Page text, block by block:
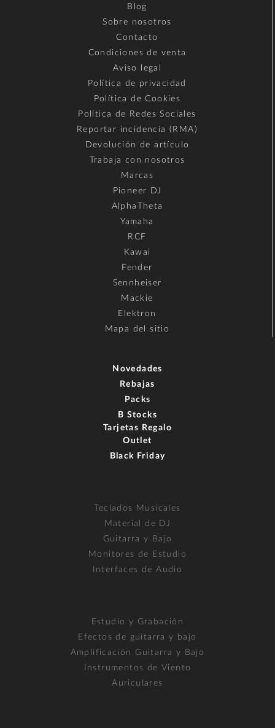
Blog
Sobre nosotros
Contacto
Condiciones de venta
Aviso legal
Política de privacidad
Política de Cookies
Política de Redes Sociales
Reportar incidencia (RMA)
Devolución de artículo
Trabaja con nosotros
Marcas
Pioneer DJ
AlphaTheta
Yamaha
RCF
Kawai
Fender
Sennheiser
Mackie
Elektron
Mapa del sitio
Novedades
Rebajas
Packs
B Stocks
Tarjetas Regalo
Outlet
Black Friday
Teclados Musicales
Material de DJ
Guitarra y Bajo
Monitores de Estudio
Interfaces de Audio
Estudio y Grabación
Efectos de guitarra y bajo
Amplificación Guitarra y Bajo
Instrumentos de Viento
Auriculares